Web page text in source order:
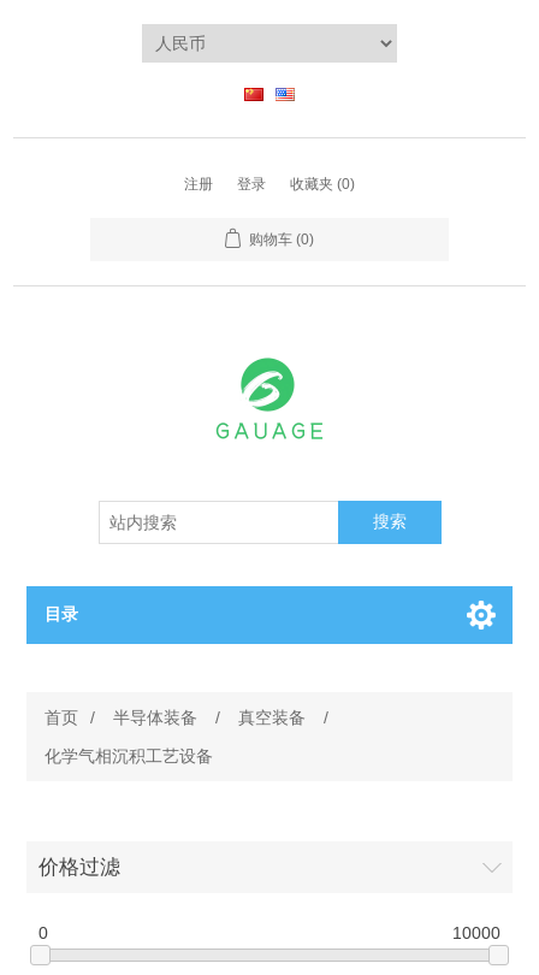
注册 登录 收藏夹 (0)
购物车 (0)
搜索
目录
OCT MZI干涉仪
OCT 平衡探测器
OCT数据采集卡
BC电池解决方案
电阻率测试仪
等离子刻蚀设备
晶锭检测质量控制
首页 / 半导体装备 / 真空装备
/
化学气相沉积工艺设备
价格过滤
0 10000